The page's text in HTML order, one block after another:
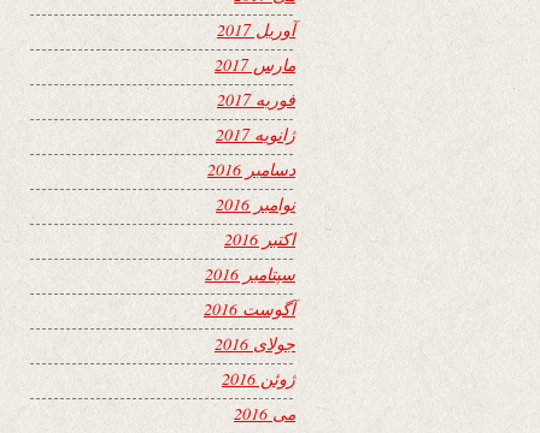
آوریل 2017
مارس 2017
فوریه 2017
ژانویه 2017
دسامبر 2016
نوامبر 2016
اکتبر 2016
سپتامبر 2016
آگوست 2016
جولای 2016
ژوئن 2016
می 2016